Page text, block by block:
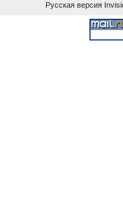
Русская версия